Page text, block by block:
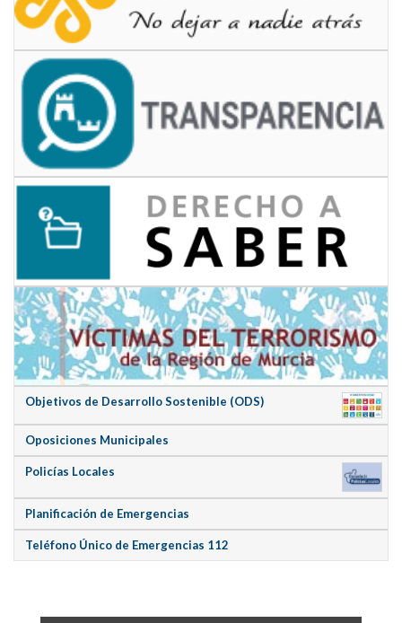
Objetivos de Desarrollo Sostenible (ODS)
Oposiciones Municipales
Policías Locales
Planificación de Emergencias
Teléfono Único de Emergencias 112